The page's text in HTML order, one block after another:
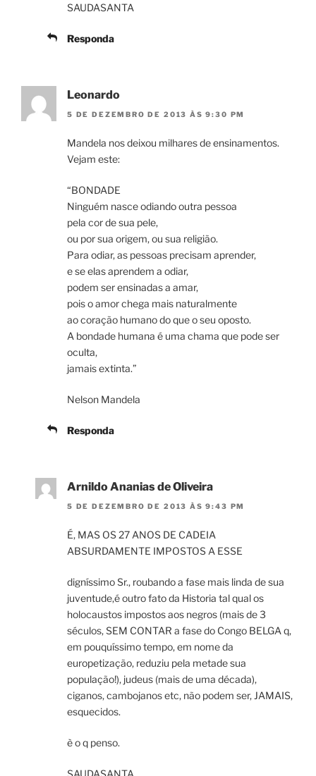
SAUDASANTA
Responda
Leonardo
5 DE DEZEMBRO DE 2013 ÀS 9:30 PM
Mandela nos deixou milhares de ensinamentos.
Vejam este:
“BONDADE
Ninguém nasce odiando outra pessoa
pela cor de sua pele,
ou por sua origem, ou sua religião.
Para odiar, as pessoas precisam aprender,
e se elas aprendem a odiar,
podem ser ensinadas a amar,
pois o amor chega mais naturalmente
ao coração humano do que o seu oposto.
A bondade humana é uma chama que pode ser
oculta,
jamais extinta.”
Nelson Mandela
Responda
Arnildo Ananias de Oliveira
5 DE DEZEMBRO DE 2013 ÀS 9:43 PM
É, MAS OS 27 ANOS DE CADEIA
ABSURDAMENTE IMPOSTOS A ESSE
digníssimo Sr., roubando a fase mais linda de sua
juventude,é outro fato da Historia tal qual os
holocaustos impostos aos negros (mais de 3
séculos, SEM CONTAR a fase do Congo BELGA q,
em pouquíssimo tempo, em nome da
europetização, reduziu pela metade sua
população!), judeus (mais de uma década),
ciganos, cambojanos etc, não podem ser, JAMAIS,
esquecidos.
è o q penso.